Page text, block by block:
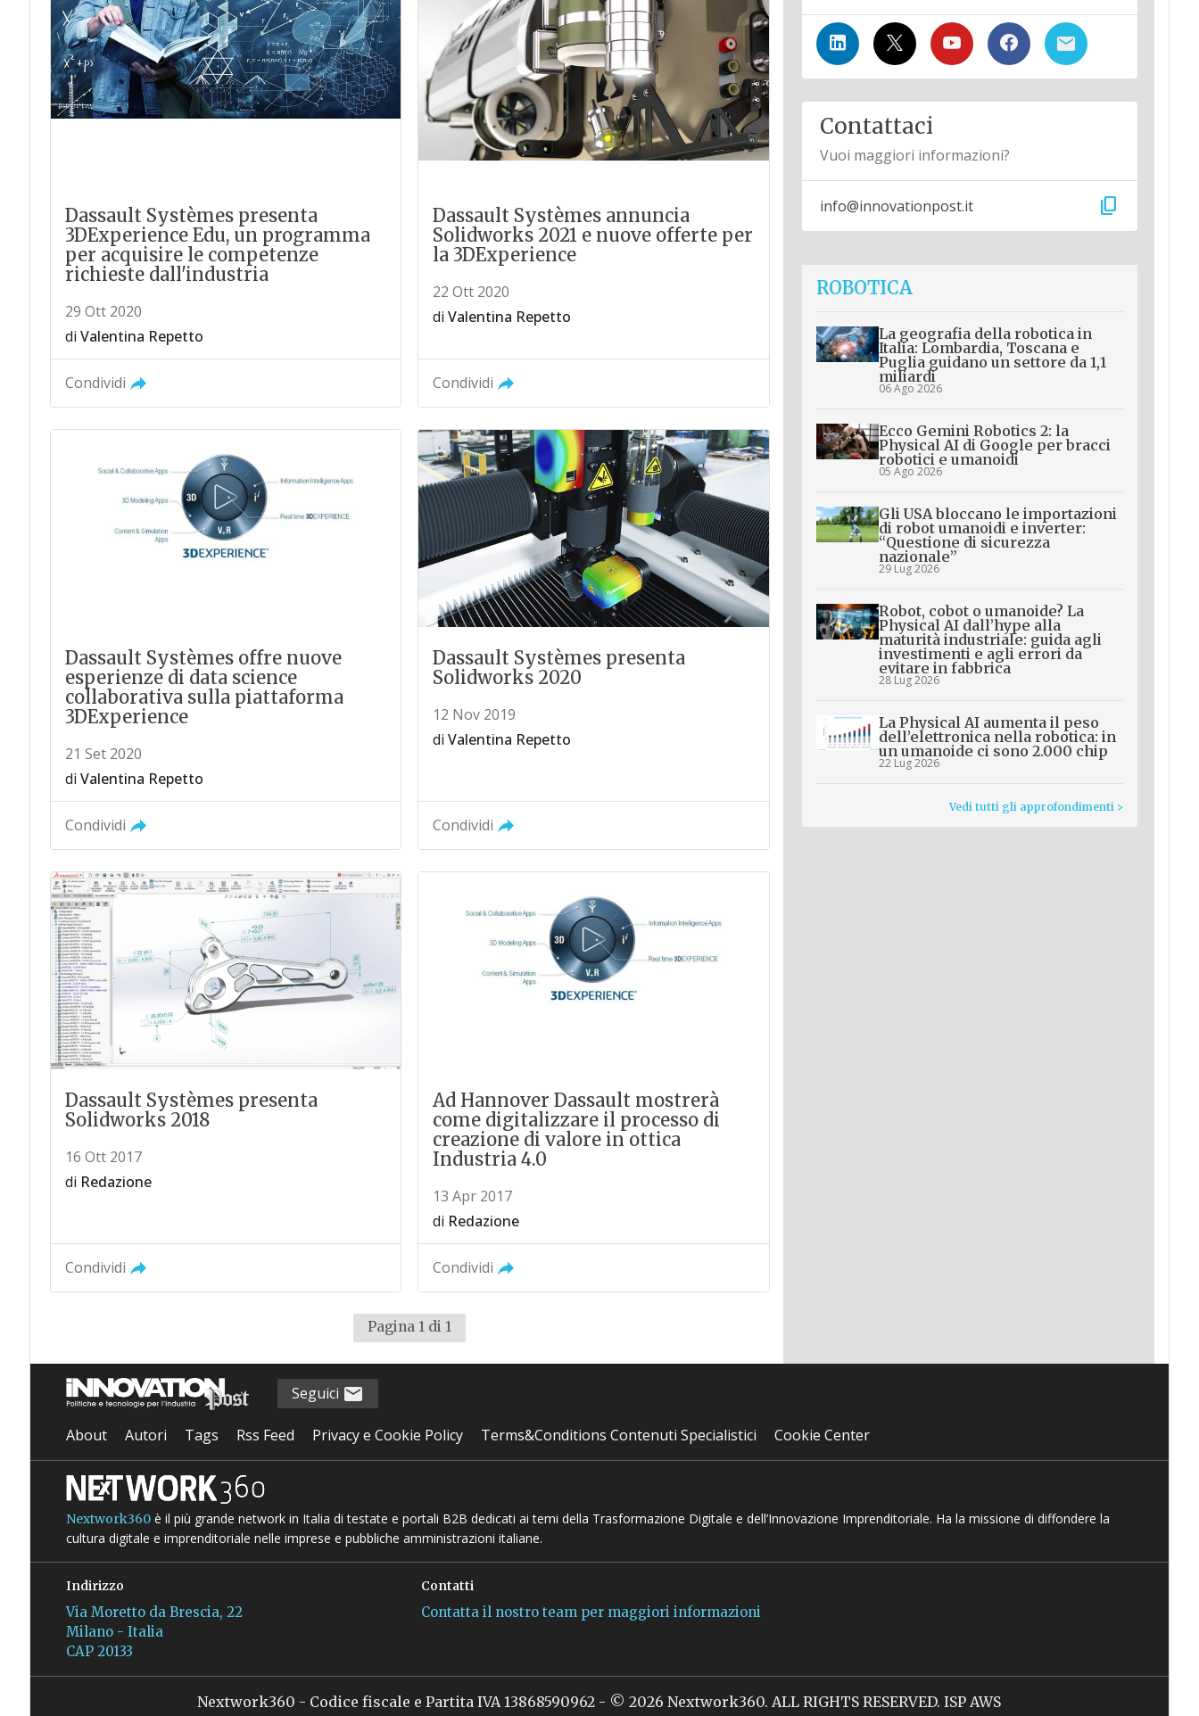
Dassault Systèmes presenta
3DExperience Edu, un programma
per acquisire le competenze
richieste dall'industria
29 Ott 2020
di Valentina Repetto
Condividi
Dassault Systèmes annuncia
Solidworks 2021 e nuove offerte per
la 3DExperience
22 Ott 2020
diValentina Repetto
Condividi
Dassault Systèmes offre nuove
esperienze di data science
collaborativa sulla piattaforma
3DExperience
21 Set 2020
di Valentina Repetto
Condividi
Dassault Systèmes presenta
Solidworks 2020
12 Nov 2019
diValentina Repetto
Condividi
Dassault Systèmes presenta
Solidworks 2018
16 Ott 2017
di Redazione
Condividi
Ad Hannover Dassault mostrerà
come digitalizzare il processo di
creazione di valore in ottica
Industria 4.0
13 Apr 2017
di Redazione
Condividi
Pagina 1 di 1
Contattaci
Vuoi maggiori informazioni?
info@innovationpost.it content_copy
ROBOTICA
La geografia della robotica in
Italia: Lombardia, Toscana e
Puglia guidano un settore da 1,1
miliardi
06 Ago 2026
Ecco Gemini Robotics 2: la
Physical AI di Google per bracci
robotici e umanoidi
05 Ago 2026
Gli USA bloccano le importazioni
di robot umanoidi e inverter:
“Questione di sicurezza
nazionale”
29 Lug 2026
Robot, cobot o umanoide? La
Physical AI dall’hype alla
maturità industriale: guida agli
investimenti e agli errori da
evitare in fabbrica
28 Lug 2026
La Physical AI aumenta il peso
dell’elettronica nella robotica: in
un umanoide ci sono 2.000 chip
22 Lug 2026
Vedi tutti gli approfondimenti >
Seguici
About Autori Tags Rss Feed Privacy e Cookie Policy Terms&Conditions Contenuti Specialistici Cookie Center
Nextwork360è il più grande network in Italia di testate e portali B2B dedicati ai temi della Trasformazione Digitale e dell’Innovazione Imprenditoriale. Ha la missione di diffondere la
cultura digitale e imprenditoriale nelle imprese e pubbliche amministrazioni italiane.
Indirizzo
Via Moretto da Brescia, 22
Milano - Italia
CAP 20133
Contatti
Contatta il nostro team per maggiori informazioni
Nextwork360 - Codice fiscale e Partita IVA 13868590962 - © 2026 Nextwork360. ALL RIGHTS RESERVED. ISP AWS